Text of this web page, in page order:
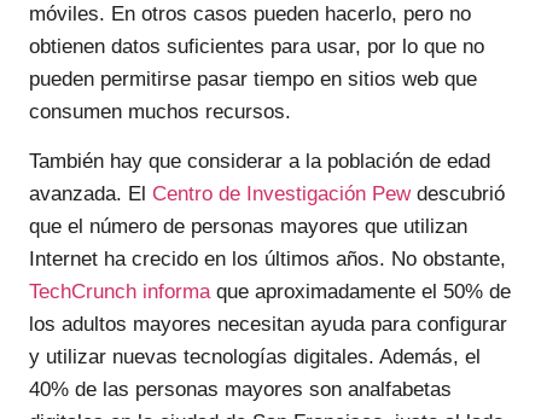
móviles. En otros casos pueden hacerlo, pero no
obtienen datos suficientes para usar, por lo que no
pueden permitirse pasar tiempo en sitios web que
consumen muchos recursos.
También hay que considerar a la población de edad
avanzada. El Centro de Investigación Pewdescubrió
que el número de personas mayores que utilizan
Internet ha crecido en los últimos años. No obstante,
TechCrunch informaque aproximadamente el 50% de
los adultos mayores necesitan ayuda para configurar
y utilizar nuevas tecnologías digitales. Además, el
40% de las personas mayores son analfabetas